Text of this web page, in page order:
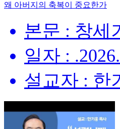
왜 아버지의 축복이 중요한가
본문 : 창세
일자 :
설교자 : 한